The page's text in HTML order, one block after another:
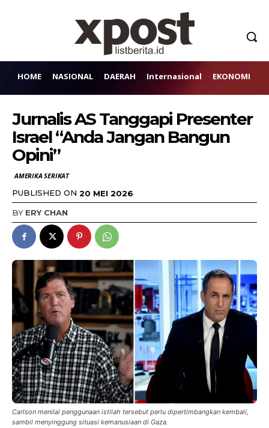
HOME NASIONAL DAERAH Internasional EKONOMI
Jurnalis AS Tanggapi Presenter
Israel “Anda Jangan Bangun
Opini”
AMERIKA SERIKAT
PUBLISHED ON 20 MEI 2026
BY ERY CHAN
Carlson menilai penggunaan istilah tersebut perlu dipertimbangkan kembali,
sambil menyinggung situasi kemanusiaan di Gaza.